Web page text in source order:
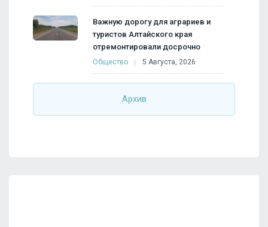
Важную дорогу для аграриев и
туристов Алтайского края
отремонтировали досрочно
Общество 5 Августа, 2026
Архив